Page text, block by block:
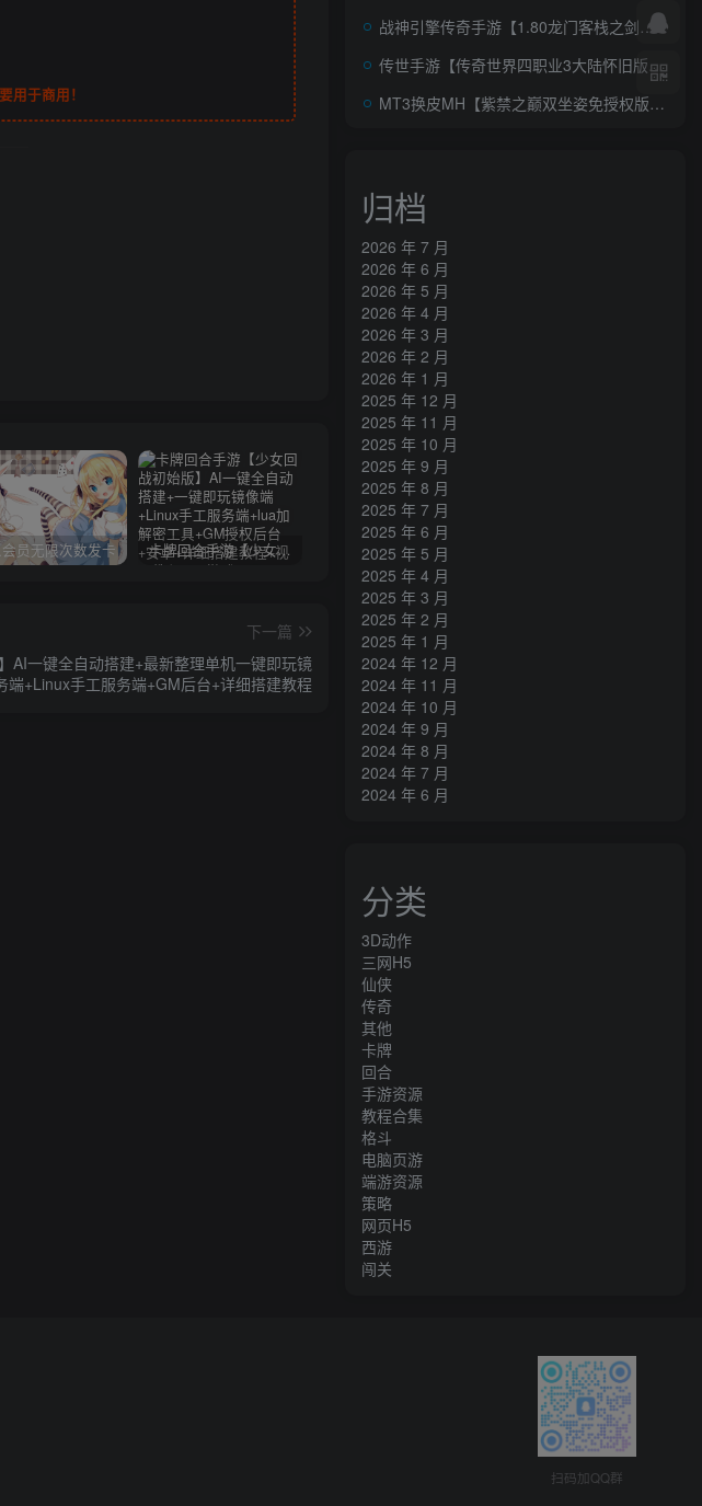
用于商用！
员无限次数发卡 卡牌回合手游【少女回战初始版】AI一键全自动搭建+一键即玩镜像端+Linux手工服务端+lua加解密工具+GM授权后台+安卓+详细搭建教程+视频教程
下一篇
AI一键全自动搭建+最新整理单机一键即玩镜
端+Linux手工服务端+GM后台+详细搭建教程
战神引擎传奇手游【1.80龙门客栈之剑荡江湖-白猪3.1】AI一键全自动搭建+Win系特色服务端+安卓苹果双端+GM授权物品后台+详细搭建教程
传世手游【传奇世界四职业3大陆怀旧版】AI一键全自动搭建+Linux手工服务端+明文src+热更工具+GM授权后台+安卓苹果双端+详细搭建教程+视频教程
MT3换皮MH【紫禁之巅双坐姿免授权版】AI一键全自动搭建+Linux手工服务端+源码+管理后台+安卓苹果双端+详细搭建教程+视频教程
归档
2026 年 7 月
2026 年 6 月
2026 年 5 月
2026 年 4 月
2026 年 3 月
2026 年 2 月
2026 年 1 月
2025 年 12 月
2025 年 11 月
2025 年 10 月
2025 年 9 月
2025 年 8 月
2025 年 7 月
2025 年 6 月
2025 年 5 月
2025 年 4 月
2025 年 3 月
2025 年 2 月
2025 年 1 月
2024 年 12 月
2024 年 11 月
2024 年 10 月
2024 年 9 月
2024 年 8 月
2024 年 7 月
2024 年 6 月
分类
3D动作
三网H5
仙侠
传奇
其他
卡牌
回合
手游资源
教程合集
格斗
电脑页游
端游资源
策略
网页H5
西游
闯关
扫码加QQ群